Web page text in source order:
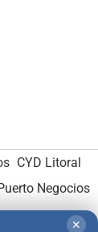
CYD Litoral
Negocios
✕